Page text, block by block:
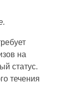
на
статус.
течения